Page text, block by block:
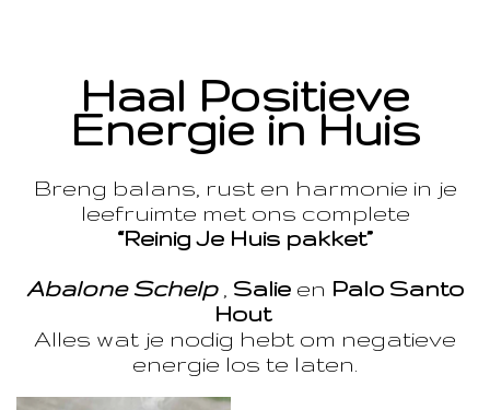
Haal Positieve
Energie in Huis
Breng balans, rust en harmonie in je
leefruimte met ons complete
“Reinig Je Huis pakket”
Abalone Schelp, Salie en Palo Santo
Hout
Alles wat je nodig hebt om negatieve
energie los te laten.